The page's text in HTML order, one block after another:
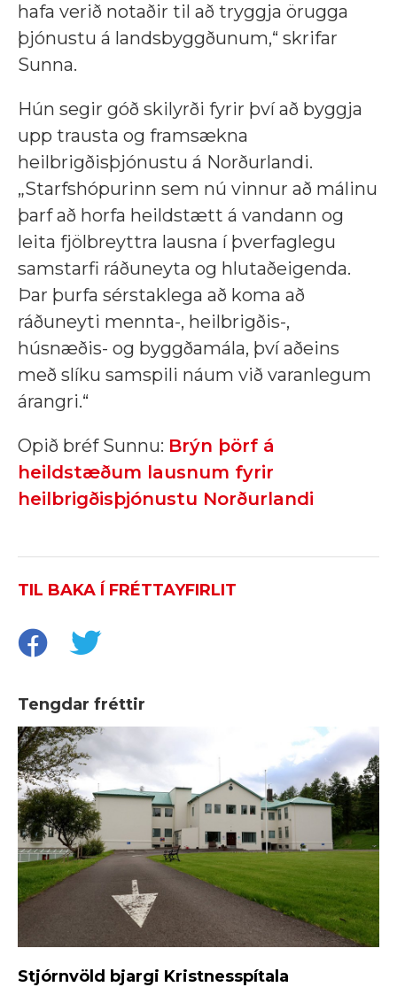
hafa verið notaðir til að tryggja örugga
þjónustu á landsbyggðunum,“ skrifar
Sunna.
Hún segir góð skilyrði fyrir því að byggja
upp trausta og framsækna
heilbrigðisþjónustu á Norðurlandi.
„Starfshópurinn sem nú vinnur að málinu
þarf að horfa heildstætt á vandann og
leita fjölbreyttra lausna í þverfaglegu
samstarfi ráðuneyta og hlutaðeigenda.
Þar þurfa sérstaklega að koma að
ráðuneyti mennta-, heilbrigðis-,
húsnæðis- og byggðamála, því aðeins
með slíku samspili náum við varanlegum
árangri.“
Opið bréf Sunnu: Brýn þörf á
heildstæðum lausnum fyrir
heilbrigðisþjónustu Norðurlandi
TIL BAKA Í FRÉTTAYFIRLIT
Tengdar fréttir
Stjórnvöld bjargi Kristnesspítala